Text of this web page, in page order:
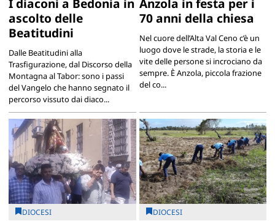
I diaconi a Bedonia in
ascolto delle
Beatitudini
Dalle Beatitudini alla
Trasfigurazione, dal Discorso della
Montagna al Tabor: sono i passi
del Vangelo che hanno segnato il
percorso vissuto dai diaco...
Anzola in festa per i
70 anni della chiesa
Nel cuore dell’Alta Val Ceno c’è un
luogo dove le strade, la storia e le
vite delle persone si incrociano da
sempre. È Anzola, piccola frazione
del co...
DIOCESI DIOCESI